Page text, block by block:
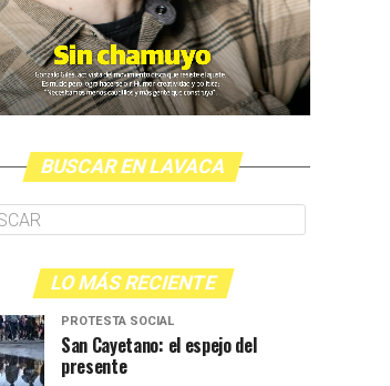
BUSCAR EN LAVACA
LO MÁS RECIENTE
PROTESTA SOCIAL
San Cayetano: el espejo del
presente